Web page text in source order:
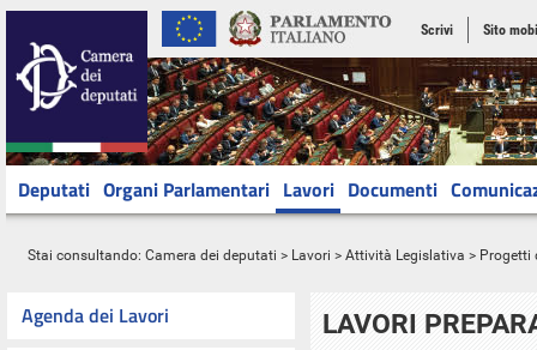
Scrivi Sito
Deputati Organi Parlamentari Lavori Documenti
Stai consultando: Camera dei deputati > Lavori > Attività Legislativa > Progetti
Agenda dei Lavori
LAVORI